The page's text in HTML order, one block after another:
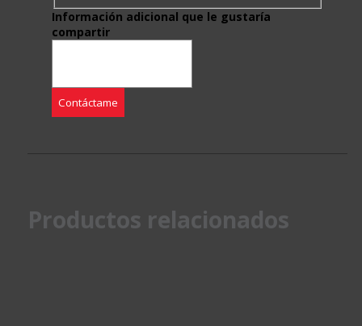
Información adicional que le gustaría
compartir
Contáctame
Productos relacionados